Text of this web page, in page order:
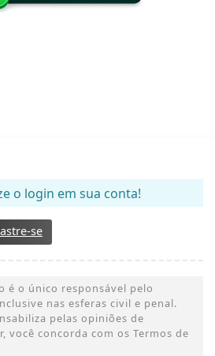
o login em sua conta!
se
é o único responsável pelo
nas esferas civil e penal.
pelas opiniões de
você concorda com os Termos de